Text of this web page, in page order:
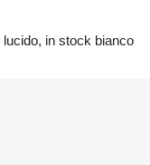
in stock bianco